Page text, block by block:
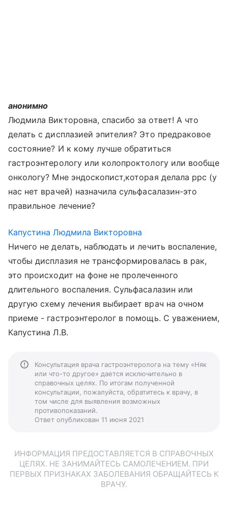
анонимно
Людмила Викторовна, спасибо за ответ! А что
делать с дисплазией эпителия? Это предраковое
состояние? И к кому лучше обратиться
гастроэнтерологу или колопроктологу или вообще
онкологу? Мне эндоскопист,которая делала ррс (у
нас нет врачей) назначила сульфасалазин-это
правильное лечение?
Капустина Людмила Викторовна
Ничего не делать, наблюдать и лечить воспаление,
чтобы дисплазия не трансформировалась в рак,
это происходит на фоне не пролеченного
длительного воспаления. Сульфасалазин или
другую схему лечения выбирает врач на очном
приеме - гастроэнтеролог в помощь. С уважением,
Капустина Л.В.
Консультация врача гастроэнтеролога на тему «Няк
или что-то другое» дается исключительно в
справочных целях. По итогам полученной
консультации, пожалуйста, обратитесь к врачу, в
том числе для выявления возможных
противопоказаний.
Ответ опубликован 11 июня 2021
ИНФОРМАЦИЯ ПРЕДОСТАВЛЯЕТСЯ В СПРАВОЧНЫХ
ЦЕЛЯХ. НЕ ЗАНИМАЙТЕСЬ САМОЛЕЧЕНИЕМ. ПРИ
ПЕРВЫХ ПРИЗНАКАХ ЗАБОЛЕВАНИЯ ОБРАЩАЙТЕСЬ К
ВРАЧУ.